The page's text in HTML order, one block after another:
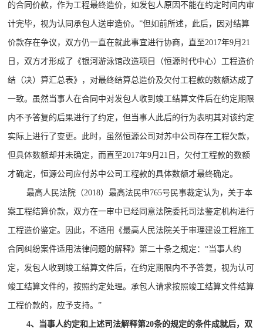
的合同价款，作为工程最终造价，如发包人原因不能在约定时间内审
计完毕，视为认同承包人送审造价。”但如前所述，此后，因对结算
价款存在争议，双方仍一直在就此事宜进行协商，直至2017年9月21
日，双方才形成了《银河游泳馆改造项目（恒源时代中心）工程造价
结（决）算汇总表》，对最终结算总造价及欠付工程款的数额达成了
一致。虽然当事人在合同中对发包人收到竣工结算文件后在约定期限
内不予答复的后果进行了约定，但当事人此后的行为表明其对该约定
实际上进行了变更。此时，虽然恒源公司对苏中公司存在工程欠款，
但具体数额却并未确定，而直至2017年9月21日，欠付工程款的数额
才确定，恒源公司应付苏中公司工程款的具体数额才最终确定。
最高人民法院（2018）最高法民申765号民事裁定认为，关于本
案工程结算价款，双方在一审中已经同意法院委托司法鉴定机构进行
工程造价鉴定。因此，不适用《最高人民法院关于审理建设工程施工
合同纠纷案件适用法律问题的解释》第二十条之规定：“当事人约
定，发包人收到竣工结算文件后，在约定期限内不予答复，视为认可
竣工结算文件的，按照约定处理。承包人请求按照竣工结算文件结算
工程价款的，应予支持。”
4、当事人约定和上述司法解释第20条的规定的条件成就后，双